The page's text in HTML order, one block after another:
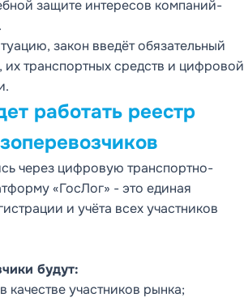
защите интересов компаний-
закон введёт обязательный
их транспортных средств и цифровой
работать реестр
через цифровую транспортно-
«ГосЛог» - это единая
и учёта всех участников
будут:
качестве участников рынка;